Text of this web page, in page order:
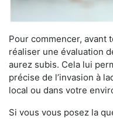
Pour commencer, avant
réaliser une évaluation
aurez subis. Cela lui
précise de l’invasion à
local ou dans votre
Si vous vous posez la